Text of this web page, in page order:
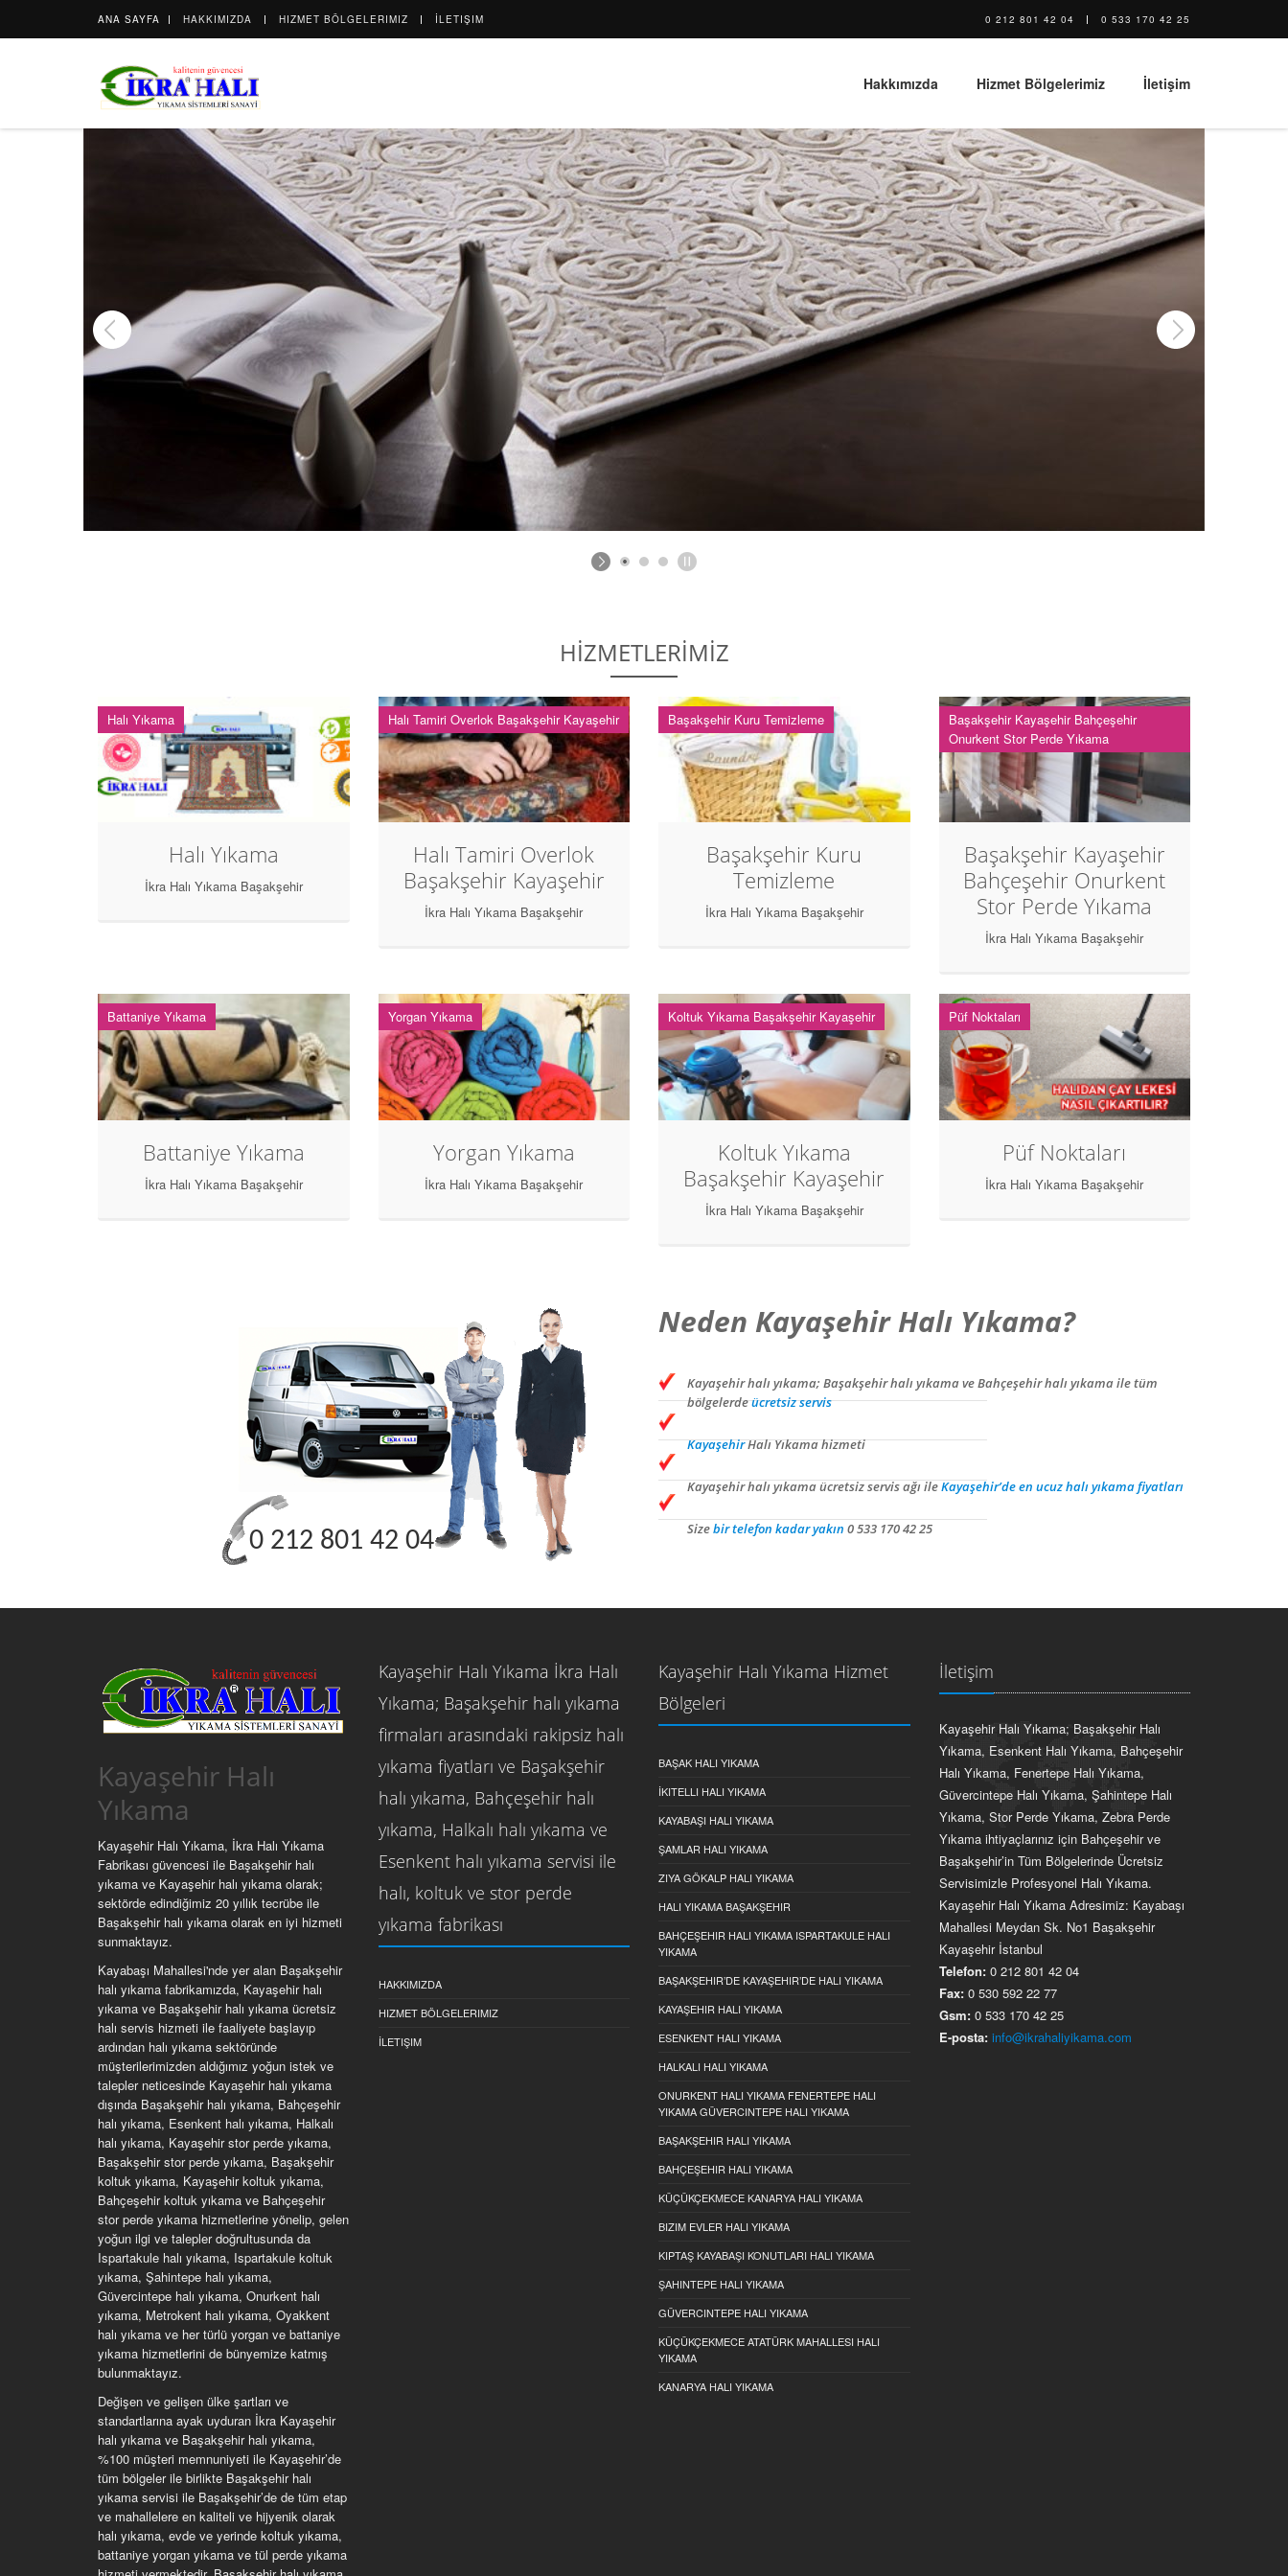
ANA SAYFA HAKKIMIZDA HIZMET BÖLGELERIMIZ İLETIŞIM 0 212 801 42 04 0 533 170 42 25
Hakkımızda Hizmet Bölgelerimiz İletişim
HİZMETLERİMİZ
Halı Yıkama
Halı Yıkama
İkra Halı Yıkama Başakşehir
Halı Tamiri Overlok Başakşehir Kayaşehir
Halı Tamiri Overlok
Başakşehir Kayaşehir
İkra Halı Yıkama Başakşehir
Başakşehir Kuru Temizleme
Başakşehir Kuru
Temizleme
İkra Halı Yıkama Başakşehir
Başakşehir Kayaşehir Bahçeşehir
Onurkent Stor Perde Yıkama
Başakşehir Kayaşehir
Bahçeşehir Onurkent
Stor Perde Yıkama
İkra Halı Yıkama Başakşehir
Battaniye Yıkama
Battaniye Yıkama
İkra Halı Yıkama Başakşehir
Yorgan Yıkama
Yorgan Yıkama
İkra Halı Yıkama Başakşehir
Koltuk Yıkama Başakşehir Kayaşehir
Koltuk Yıkama
Başakşehir Kayaşehir
İkra Halı Yıkama Başakşehir
Püf Noktaları
Püf Noktaları
İkra Halı Yıkama Başakşehir
0 212 801 42 04
Neden Kayaşehir Halı Yıkama?
Kayaşehir halı yıkama; Başakşehir halı yıkama ve Bahçeşehir halı yıkama ile tüm
bölgelerdeücretsiz servis
KayaşehirHalı Yıkama hizmeti
Kayaşehir halı yıkama ücretsiz servis ağı ileKayaşehir’de en ucuz halı yıkama fiyatları
Sizebir telefon kadar yakın 0 533 170 42 25
Kayaşehir Halı
Yıkama
Kayaşehir Halı Yıkama, İkra Halı Yıkama
Fabrikası güvencesi ile Başakşehir halı
yıkama ve Kayaşehir halı yıkama olarak;
sektörde edindiğimiz 20 yıllık tecrübe ile
Başakşehir halı yıkama olarak en iyi hizmeti
sunmaktayız.
Kayabaşı Mahallesi'nde yer alan Başakşehir
halı yıkama fabrikamızda, Kayaşehir halı
yıkama ve Başakşehir halı yıkama ücretsiz
halı servis hizmeti ile faaliyete başlayıp
ardından halı yıkama sektöründe
müşterilerimizden aldığımız yoğun istek ve
talepler neticesinde Kayaşehir halı yıkama
dışında Başakşehir halı yıkama, Bahçeşehir
halı yıkama, Esenkent halı yıkama, Halkalı
halı yıkama, Kayaşehir stor perde yıkama,
Başakşehir stor perde yıkama, Başakşehir
koltuk yıkama, Kayaşehir koltuk yıkama,
Bahçeşehir koltuk yıkama ve Bahçeşehir
stor perde yıkama hizmetlerine yönelip, gelen
yoğun ilgi ve talepler doğrultusunda da
Ispartakule halı yıkama, Ispartakule koltuk
yıkama, Şahintepe halı yıkama,
Güvercintepe halı yıkama, Onurkent halı
yıkama, Metrokent halı yıkama, Oyakkent
halı yıkama ve her türlü yorgan ve battaniye
yıkama hizmetlerini de bünyemize katmış
bulunmaktayız.
Değişen ve gelişen ülke şartları ve
standartlarına ayak uyduran İkra Kayaşehir
halı yıkama ve Başakşehir halı yıkama,
%100 müşteri memnuniyeti ile Kayaşehir’de
tüm bölgeler ile birlikte Başakşehir halı
yıkama servisi ile Başakşehir’de de tüm etap
ve mahallelere en kaliteli ve hijyenik olarak
halı yıkama, evde ve yerinde koltuk yıkama,
battaniye yorgan yıkama ve tül perde yıkama
Kayaşehir Halı Yıkama İkra Halı
Yıkama; Başakşehir halı yıkama
firmaları arasındaki rakipsiz halı
yıkama fiyatları ve Başakşehir
halı yıkama, Bahçeşehir halı
yıkama, Halkalı halı yıkama ve
Esenkent halı yıkama servisi ile
halı, koltuk ve stor perde
yıkama fabrikası
HAKKIMIZDA
HIZMET BÖLGELERIMIZ
İLETIŞIM
Kayaşehir Halı Yıkama Hizmet
Bölgeleri
BAŞAK HALI YIKAMA
İKITELLI HALI YIKAMA
KAYABAŞI HALI YIKAMA
ŞAMLAR HALI YIKAMA
ZIYA GÖKALP HALI YIKAMA
HALI YIKAMA BAŞAKŞEHIR
BAHÇEŞEHIR HALI YIKAMA ISPARTAKULE HALI
YIKAMA
BAŞAKŞEHIR’DE KAYAŞEHIR’DE HALI YIKAMA
KAYAŞEHIR HALI YIKAMA
ESENKENT HALI YIKAMA
HALKALI HALI YIKAMA
ONURKENT HALI YIKAMA FENERTEPE HALI
YIKAMA GÜVERCINTEPE HALI YIKAMA
BAŞAKŞEHIR HALI YIKAMA
BAHÇEŞEHIR HALI YIKAMA
KÜÇÜKÇEKMECE KANARYA HALI YIKAMA
BIZIM EVLER HALI YIKAMA
KIPTAŞ KAYABAŞI KONUTLARI HALI YIKAMA
ŞAHINTEPE HALI YIKAMA
GÜVERCINTEPE HALI YIKAMA
KÜÇÜKÇEKMECE ATATÜRK MAHALLESI HALI
YIKAMA
KANARYA HALI YIKAMA
İletişim
Kayaşehir Halı Yıkama; Başakşehir Halı
Yıkama, Esenkent Halı Yıkama, Bahçeşehir
Halı Yıkama, Fenertepe Halı Yıkama,
Güvercintepe Halı Yıkama, Şahintepe Halı
Yıkama, Stor Perde Yıkama, Zebra Perde
Yıkama ihtiyaçlarınız için Bahçeşehir ve
Başakşehir’in Tüm Bölgelerinde Ücretsiz
Servisimizle Profesyonel Halı Yıkama.
Kayaşehir Halı Yıkama Adresimiz: Kayabaşı
Mahallesi Meydan Sk. No1 Başakşehir
Kayaşehir İstanbul
Telefon:0 212 801 42 04
Fax:0 530 592 22 77
Gsm:0 533 170 42 25
E-posta: info@ikrahaliyikama.com